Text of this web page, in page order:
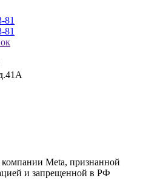
81
81
Meta, признанной
и запрещенной в РФ